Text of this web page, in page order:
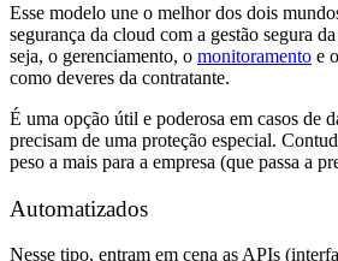
Esse modelo une o melhor dos dois
segurança da cloud com a gestão segura
seja, o gerenciamento, o monitoramento e
como deveres da contratante.
É uma opção útil e poderosa em casos de
precisam de uma proteção especial.
peso a mais para a empresa (que passa a
Automatizados
Nesse tipo, entram em cena as APIs